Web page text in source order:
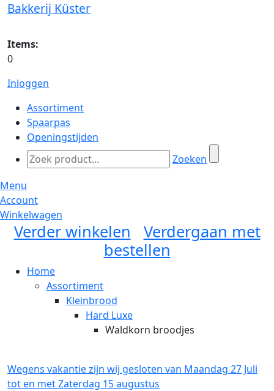
Bakkerij Küster
Items:
0
Inloggen
Assortiment
Spaarpas
Openingstijden
Zoeken
Menu
Account
Winkelwagen
Verder winkelen
Verdergaan met
bestellen
Home
Assortiment
Kleinbrood
Hard Luxe
Waldkorn broodjes
Wegens vakantie zijn wij gesloten van Maandag 27 Juli
tot en met Zaterdag 15 augustus